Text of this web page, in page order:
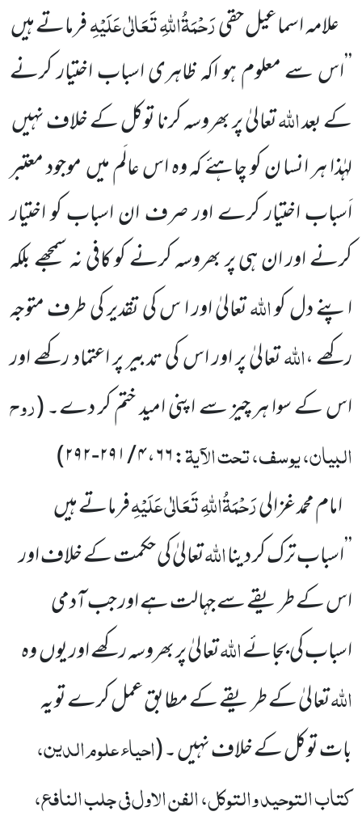
علامہ اسماعیل حقیرَحْمَۃُاللّٰہِ تَعَالٰی عَلَیْہِفرماتے ہیں
’’اس سے معلوم ہو اکہ ظاہری اسباب اختیار کرنے
کے بعداللّٰہتعالیٰ پر بھروسہ کرنا توکل کے خلاف نہیں
لہٰذا ہر انسا ن کو چاہئے کہ وہ اس عالَم میںموجود معتبر
اَسباب اختیار کرے اور صرفان اسباب کو اختیار
کرنے اور ان ہی پر بھروسہ کرنے کو کافی نہ سمجھے بلکہ
اپنے دل کواللّٰہتعالیٰ اور ا س کی تقدیر کی طرف متوجہ
رکھے ،اللّٰہتعالیٰ پر اور اس کی تدبیر پر اعتماد رکھے اور
اس کے سوا ہر چیز سے اپنی امید ختم کر دے۔(روح
البیان، یوسف، تحت الآیۃ:۶۶،۴ / ۲۹۱-۲۹۲
)
امام محمد غزالیرَحْمَۃُاللّٰہِ تَعَالٰی عَلَیْہِفرماتے ہیں
’’اسباب ترک کر دینااللّٰہتعالیٰ کی حکمت کے خلاف اور
اس کے طریقےسے جہالت ہے اور جب آدمی
اسباب کی بجائےاللّٰہتعالیٰ پر بھروسہ رکھے اور یوںوہ
اللّٰہتعالیٰ کے طریقے کے مطابق عملکرے تو یہ
بات توکل کے خلاف نہیں ۔(احیاء علوم الدین،
کتاب التوحید والتوکل، الفن الاول فی جلب النافع،